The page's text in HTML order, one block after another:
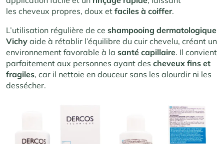
les cheveux propres, doux et faciles à coiffer.
L’utilisation régulière de ce shampooing dermatologique
Vichy aide à rétablir l’équilibre du cuir chevelu, créant un
environnement favorable à la santé capillaire. Il convient
parfaitement aux personnes ayant des cheveux fins et
fragiles, car il nettoie en douceur sans les alourdir ni les
dessécher.